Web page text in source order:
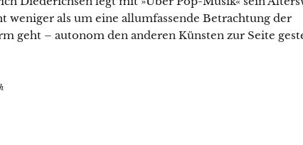
weniger als um eine allumfassende Betrachtung der
geht – autonom den anderen Künsten zur Seite